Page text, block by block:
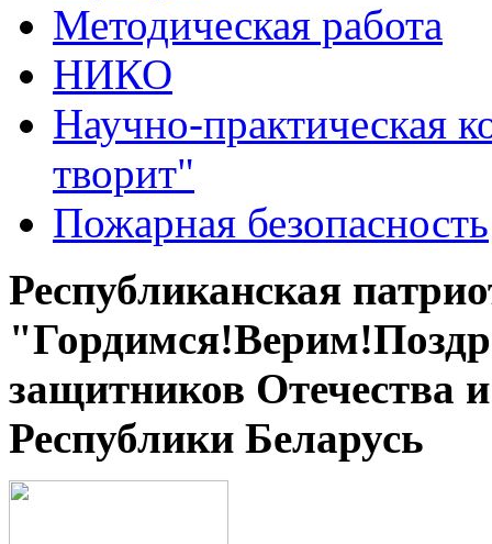
Методическая работа
НИКО
Научно-практическая
творит"
Пожарная безопасность
Республиканская
защитников Отечества
Республики Беларусь